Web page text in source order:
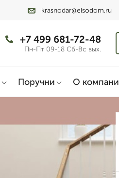
krasnodar@elsodom.ru
+7 499 681-72-48
Пн-Пт 09-18 Сб-Вс вых.
Поручни О компани